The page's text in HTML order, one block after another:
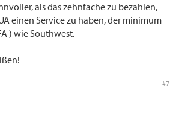
als das zehnfache zu bezahlen,
einen Service zu haben, der minimum
) wie Southwest.
#7